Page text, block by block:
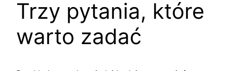
Trzy pytania, które
warto zadać